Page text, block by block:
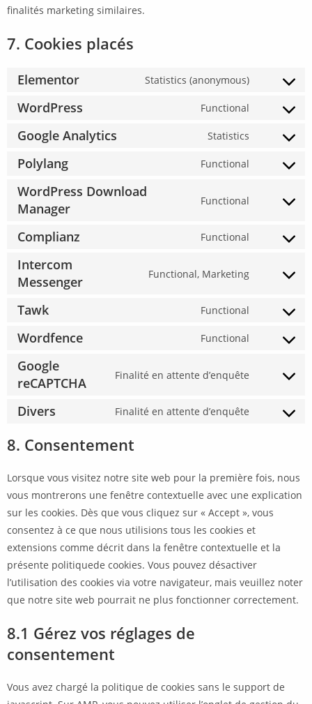
finalités marketing similaires.
7. Cookies placés
Elementor Statistics (anonymous)
WordPress Functional
Google Analytics Statistics
Polylang Functional
WordPress Download
Manager
Functional
Complianz Functional
Intercom
Messenger
Functional, Marketing
Tawk Functional
Wordfence Functional
Google
reCAPTCHA
Finalité en attente d’enquête
Divers Finalité en attente d’enquête
8. Consentement
Lorsque vous visitez notre site web pour la première fois, nous
vous montrerons une fenêtre contextuelle avec une explication
sur les cookies. Dès que vous cliquez sur « Accept », vous
consentez à ce que nous utilisions tous les cookies et
extensions comme décrit dans la fenêtre contextuelle et la
présente politiquede cookies. Vous pouvez désactiver
l’utilisation des cookies via votre navigateur, mais veuillez noter
que notre site web pourrait ne plus fonctionner correctement.
8.1 Gérez vos réglages de
consentement
Vous avez chargé la politique de cookies sans le support de